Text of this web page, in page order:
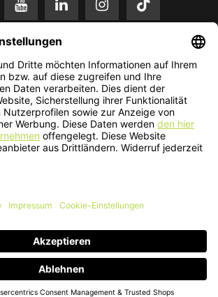
inkl. gesetzl. Mehrwertsteuer zzgl. Versandkosten.
vorbehalten. Nur solange der Vorrat reicht.
PONTIALIS GmbH & Co. KG - All Rights Reserved.​
Kundenbewertung